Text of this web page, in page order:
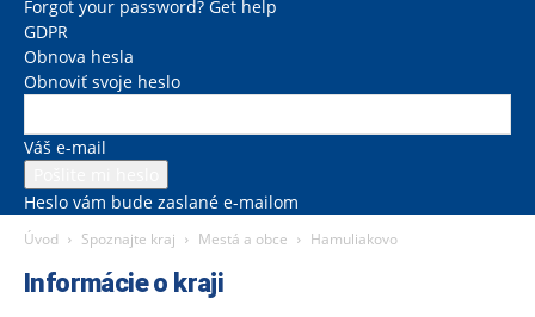
Forgot your password? Get help
GDPR
Obnova hesla
Obnoviť svoje heslo
Váš e-mail
Heslo vám bude zaslané e-mailom
Úvod Spoznajte kraj Mestá a obce Hamuliakovo
Informácie o kraji